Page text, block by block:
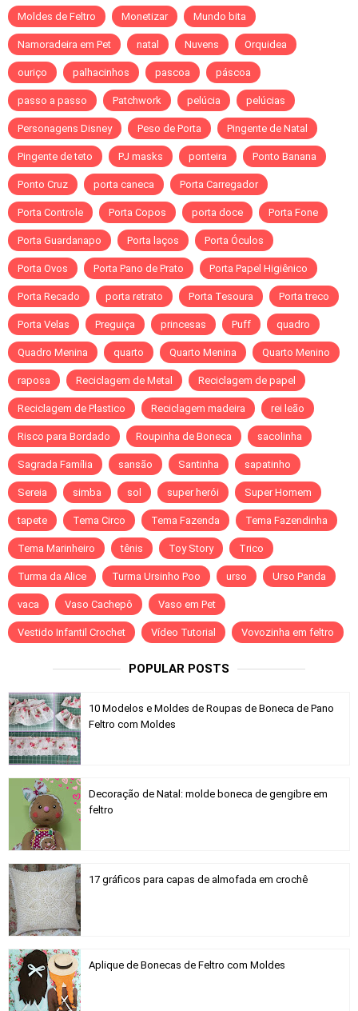
Moldes de Feltro Monetizar Mundo bita
Namoradeira em Pet natal Nuvens Orquidea
ouriço palhacinhos pascoa páscoa
passo a passo Patchwork pelúcia pelúcias
Personagens Disney Peso de Porta Pingente de Natal
Pingente de teto PJ masks ponteira Ponto Banana
Ponto Cruz porta caneca Porta Carregador
Porta Controle Porta Copos porta doce Porta Fone
Porta Guardanapo Porta laços Porta Óculos
Porta Ovos Porta Pano de Prato Porta Papel Higiênico
Porta Recado porta retrato Porta Tesoura Porta treco
Porta Velas Preguiça princesas Puff quadro
Quadro Menina quarto Quarto Menina Quarto Menino
raposa Reciclagem de Metal Reciclagem de papel
Reciclagem de Plastico Reciclagem madeira rei leão
Risco para Bordado Roupinha de Boneca sacolinha
Sagrada Família sansão Santinha sapatinho
Sereia simba sol super herói Super Homem
tapete Tema Circo Tema Fazenda Tema Fazendinha
Tema Marinheiro tênis Toy Story Trico
Turma da Alice Turma Ursinho Poo urso Urso Panda
vaca Vaso Cachepô Vaso em Pet
Vestido Infantil Crochet Vídeo Tutorial Vovozinha em feltro
POPULAR POSTS
10 Modelos e Moldes de Roupas de Boneca de Pano
Feltro com Moldes
Decoração de Natal: molde boneca de gengibre em
feltro
17 gráficos para capas de almofada em crochê
Aplique de Bonecas de Feltro com Moldes